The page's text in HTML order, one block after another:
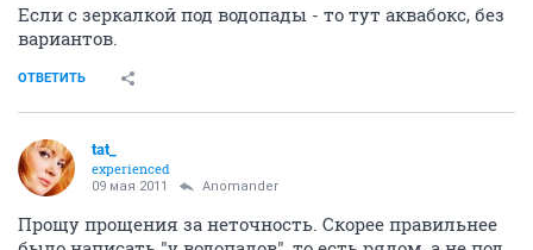
Если с зеркалкой под водопады - то тут аквабокс, без
вариантов.
ОТВЕТИТЬ
tat_
experienced
09 мая 2011 Anomander
Прощу прощения за неточность. Скорее правильнее